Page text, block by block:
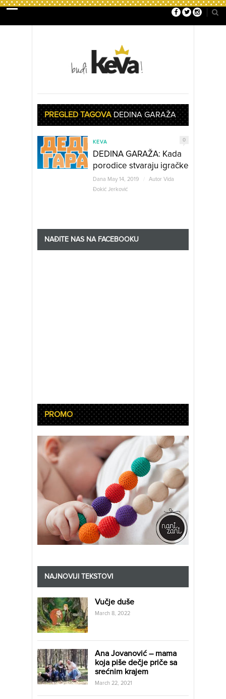
PREGLED TAGOVADEDINA GARAŽA
KEVA 0
DEDINA GARAŽA: Kada
porodice stvaraju igračke
Dana May 14, 2019 Autor Vida
Đokić Jerković
NAĐITE NAS NA FACEBOOKU
PROMO
NAJNOVIJI TEKSTOVI
Vučje duše
March 8, 2022
Ana Jovanović – mama
koja piše dečje priče sa
srećnim krajem
March 22, 2021